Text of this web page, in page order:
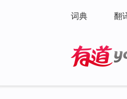
词典 翻